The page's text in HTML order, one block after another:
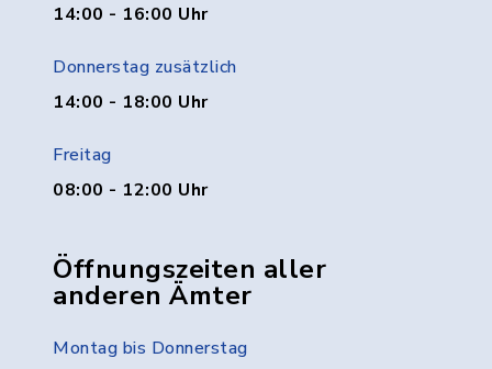
14:00 - 16:00 Uhr
Donnerstag zusätzlich
14:00 - 18:00 Uhr
Freitag
08:00 - 12:00 Uhr
Öffnungszeiten aller
anderen Ämter
Montag bis Donnerstag